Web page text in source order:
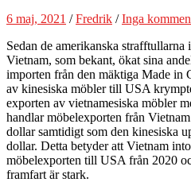
6 maj, 2021 /Fredrik /Inga
Sedan de amerikanska
Vietnam, som bekant, ökat sina
importen från den mäktiga Made in
av kinesiska möbler till USA
exporten av vietnamesiska möbler
handlar möbelexporten från
dollar samtidigt som den kinesiska
dollar. Detta betyder att Vietnam
möbelexporten till USA från 2020
framfart är stark.